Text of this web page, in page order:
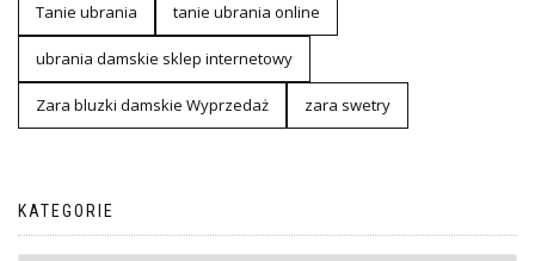
Tanie ubrania tanie ubrania online
ubrania damskie sklep internetowy
Zara bluzki damskie Wyprzedaż zara swetry
KATEGORIE